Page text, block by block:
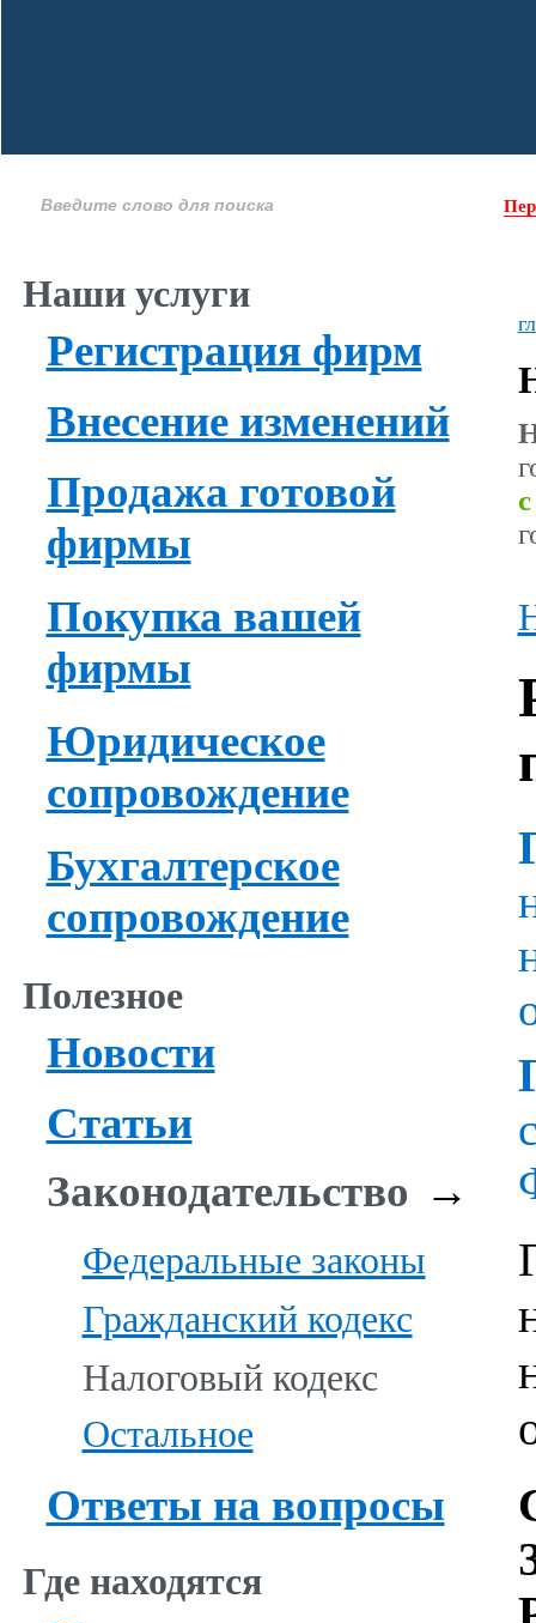
Наши услуги
Регистрация фирм
Внесение изменений
Продажа готовой
фирмы
Покупка вашей
фирмы
Юридическое
сопровождение
Бухгалтерское
сопровождение
Полезное
Новости
Статьи
Законодательство →
Федеральные законы
Гражданский кодекс
Налоговый кодекс
Остальное
Ответы на вопросы
Где находятся